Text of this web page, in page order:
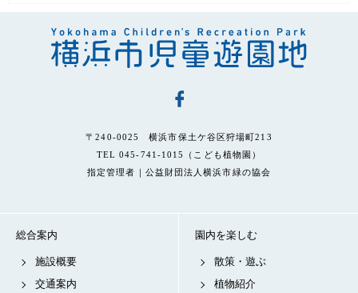
〒240-0025 横浜市保土ケ谷区狩場町213
TEL 045-741-1015（こども植物園）
指定管理者｜公益財団法人横浜市緑の協会
総合案内
施設概要
交通案内
園内を楽しむ
散策・遊ぶ
植物紹介